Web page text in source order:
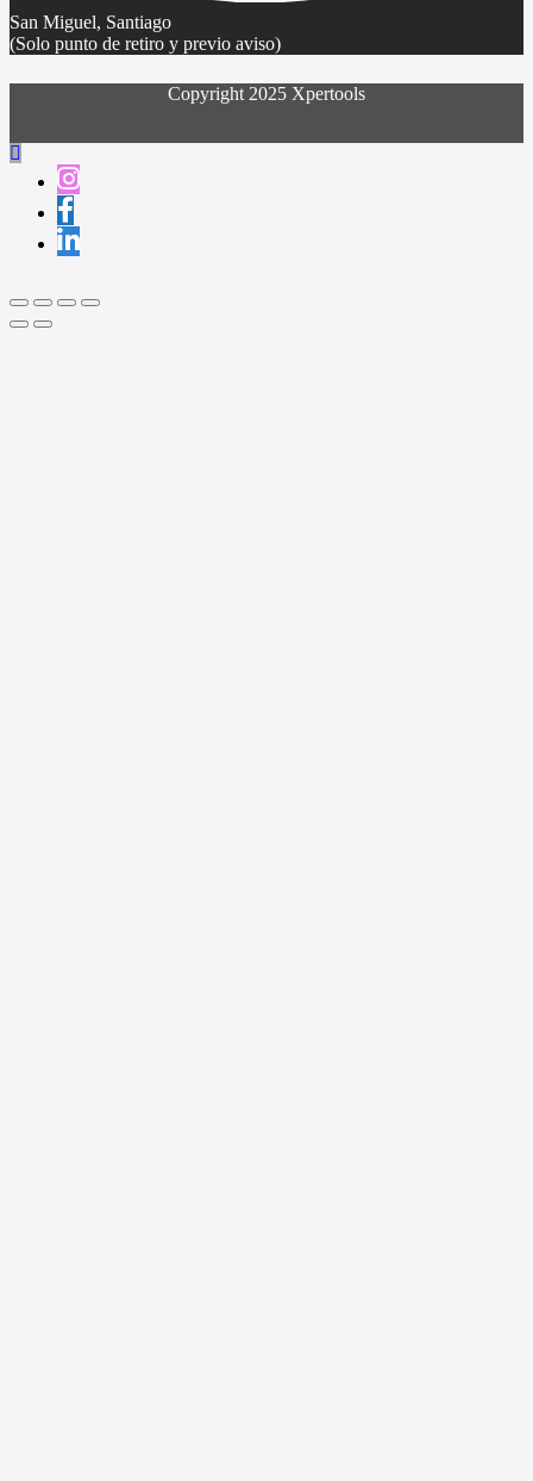
San Miguel, Santiago
(Solo punto de retiro y previo aviso)
Copyright 2025 Xpertools